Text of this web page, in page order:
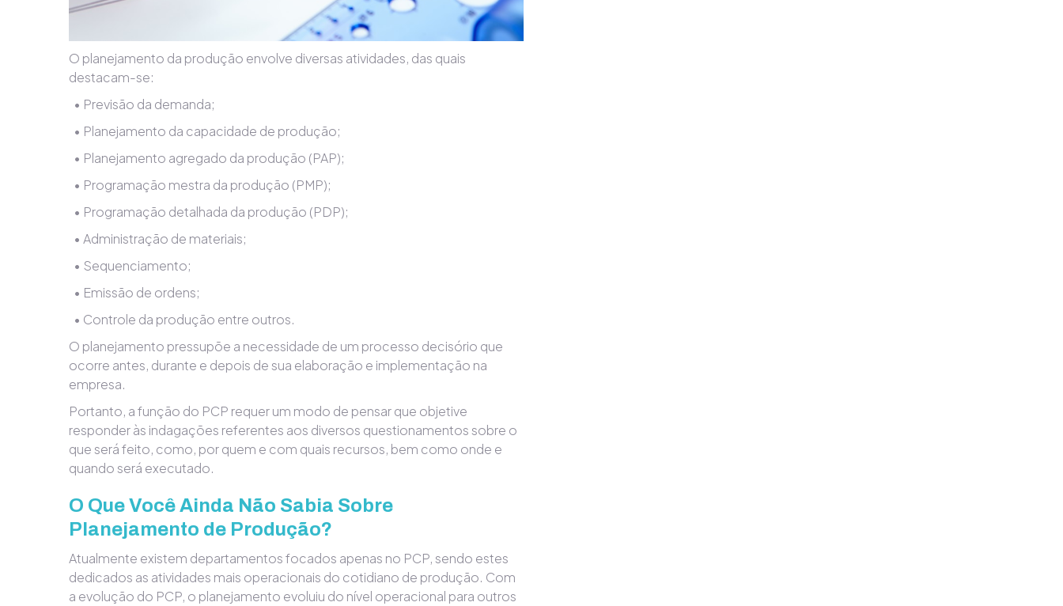
O planejamento da produção envolve diversas atividades, das quais
destacam-se:
• Previsão da demanda;
• Planejamento da capacidade de produção;
• Planejamento agregado da produção (PAP);
• Programação mestra da produção (PMP);
• Programação detalhada da produção (PDP);
• Administração de materiais;
• Sequenciamento;
• Emissão de ordens;
• Controle da produção entre outros.
O planejamento pressupõe a necessidade de um processo decisório que
ocorre antes, durante e depois de sua elaboração e implementação na
empresa.
Portanto, a função do PCP requer um modo de pensar que objetive
responder às indagações referentes aos diversos questionamentos sobre o
que será feito, como, por quem e com quais recursos, bem como onde e
quando será executado.
O Que Você Ainda Não Sabia Sobre
Planejamento de Produção?
Atualmente existem departamentos focados apenas no PCP, sendo estes
dedicados as atividades mais operacionais do cotidiano de produção. Com
a evolução do PCP, o planejamento evoluiu do nível operacional para outros